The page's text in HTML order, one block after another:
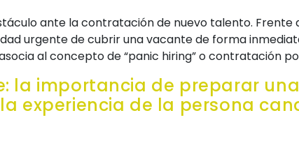
ante la contratación de nuevo talento. Frente
urgente de cubrir una vacante de forma
al concepto de “panic hiring” o contratación
la importancia de preparar
experiencia de la persona